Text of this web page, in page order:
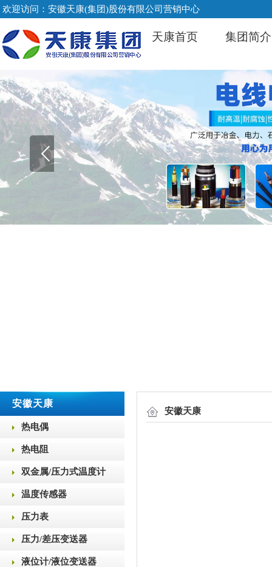
欢迎访问：安徽天康(集团)股份有限公司营销中心
天康首页 集团简介
安徽天康
热电偶
热电阻
双金属/压力式温度计
温度传感器
压力表
压力/差压变送器
液位计/液位变送器
安徽天康